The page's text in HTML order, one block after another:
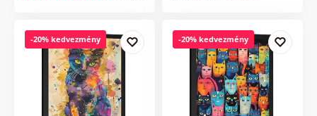
-20% kedvezmény -20% kedvezmény